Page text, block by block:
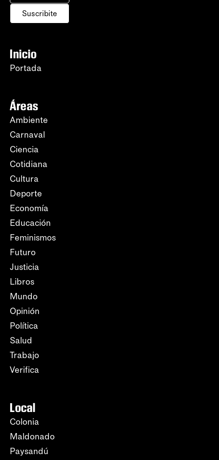
Suscribite
Inicio
Portada
Áreas
Ambiente
Carnaval
Ciencia
Cotidiana
Cultura
Deporte
Economía
Educación
Feminismos
Futuro
Justicia
Libros
Mundo
Opinión
Política
Salud
Trabajo
Verifica
Local
Colonia
Maldonado
Paysandú